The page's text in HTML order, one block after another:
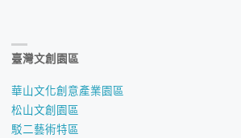
臺灣文創園區
華山文化創意產業園區
松山文創園區
駁二藝術特區